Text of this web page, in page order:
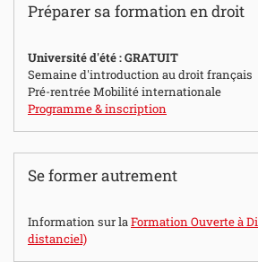
Préparer sa formation en droit
Université d'été : GRATUIT
Semaine d'introduction au droit français
Pré-rentrée Mobilité internationale
Programme & inscription
Se former autrement
Information sur laFormation Ouverte à
distanciel)